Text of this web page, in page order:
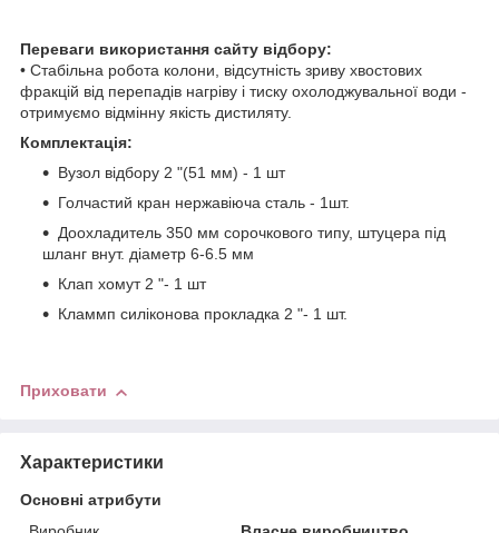
Переваги використання сайту відбору:
• Стабільна робота колони, відсутність зриву хвостових
фракцій від перепадів нагріву і тиску охолоджувальної води -
отримуємо відмінну якість дистиляту.
Комплектація:
Вузол відбору 2 "(51 мм) - 1 шт
Голчастий кран нержавіюча сталь - 1шт.
Доохладитель 350 мм сорочкового типу, штуцера під
шланг внут. діаметр 6-6.5 мм
Клап хомут 2 "- 1 шт
Кламмп силіконова прокладка 2 "- 1 шт.
Приховати
Характеристики
Основні атрибути